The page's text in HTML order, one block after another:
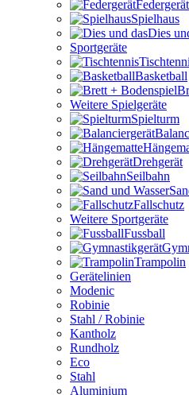
Federgerät
Spielhaus
Dies
Sportgeräte
Basketball
Weitere Spielgeräte
Spielturm
Drehgerät
Seilbahn
Fallschutz
Weitere Sportgeräte
Fussball
Trampolin
Gerätelinien
Modenic
Robinie
Stahl / Robinie
Kantholz
Rundholz
Eco
Stahl
Aluminium